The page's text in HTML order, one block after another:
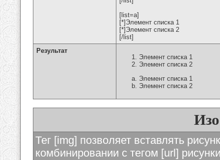
[list=a]
[*]Элемент списка 1
[*]Элемент списка 2
[/list]
Результат
Элемент списка 1
Элемент списка 2
Элемент списка 1
Элемент списка 2
Тег [img] позволяет вставлять
комбинировании с тегом [url]